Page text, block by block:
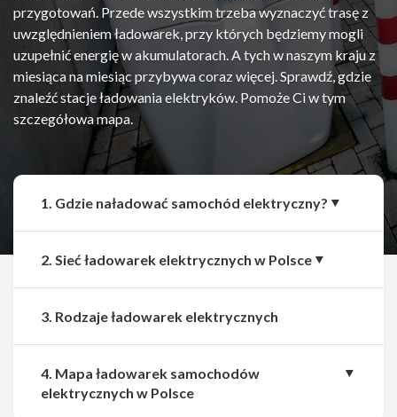
przygotowań. Przede wszystkim trzeba wyznaczyć trasę z
uwzględnieniem ładowarek, przy których będziemy mogli
uzupełnić energię w akumulatorach. A tych w naszym kraju z
miesiąca na miesiąc przybywa coraz więcej. Sprawdź, gdzie
znaleźć stacje ładowania elektryków. Pomoże Ci w tym
szczegółowa mapa.
Udostępnij
1. Gdzie naładować samochód elektryczny?
2. Sieć ładowarek elektrycznych w Polsce
3. Rodzaje ładowarek elektrycznych
4. Mapa ładowarek samochodów
elektrycznych w Polsce